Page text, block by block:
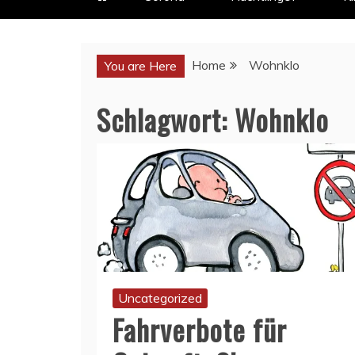
You are Here Home Wohnklo
Schlagwort:Wohnklo
Uncategorized
Fahrverbote für